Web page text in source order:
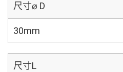
尺寸⌀ D
30mm
尺寸L